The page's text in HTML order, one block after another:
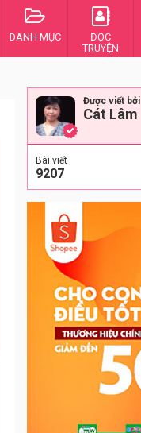
DANH MỤC
ĐỌC
TRUYỆN
Được viết bởi
Cát Lâm
Bài viết
9207